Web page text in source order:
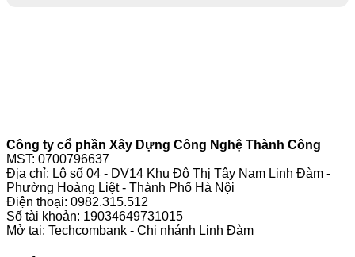
Công ty cổ phần Xây Dựng Công Nghệ Thành Công
MST: 0700796637
Địa chỉ: Lô số 04 - DV14 Khu Đô Thị Tây Nam Linh Đàm -
Phường Hoàng Liệt - Thành Phố Hà Nội
Điện thoại: 0982.315.512
Số tài khoản: 19034649731015
Mở tại: Techcombank - Chi nhánh Linh Đàm